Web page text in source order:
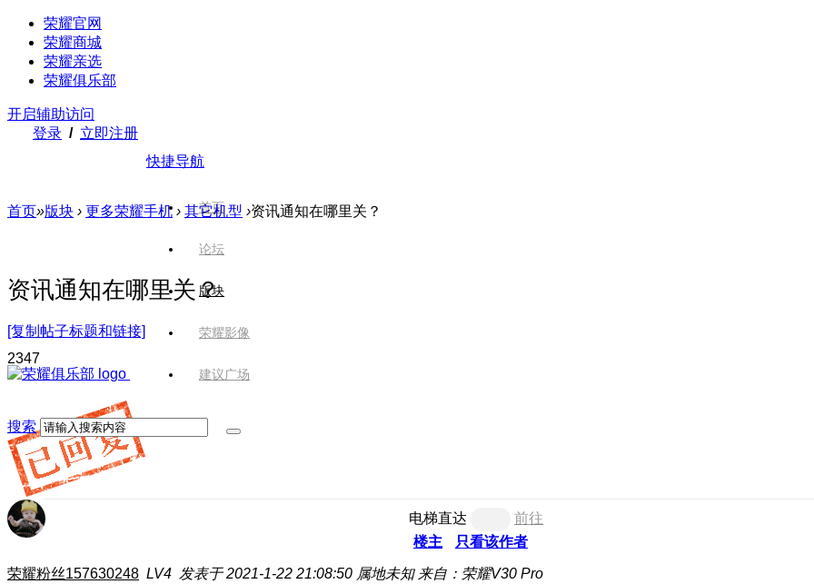
荣耀官网
荣耀商城
荣耀亲选
荣耀俱乐部
开启辅助访问
登录 / 立即注册
快捷导航
首页
论坛
版块
荣耀影像
建议广场
搜索
首页»版块 › 更多荣耀手机 › 其它机型 ›资讯通知在哪里关？
资讯通知在哪里关？
[复制帖子标题和链接]
2347
电梯直达
前往
楼主
只看该作者
荣耀粉丝157630248 LV4 发表于 2021-1-22 21:08:50 属地未知 来自：荣耀V30 Pro